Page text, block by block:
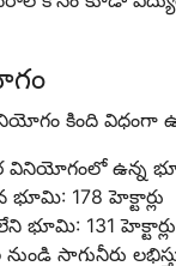
కింది విధంగా
ఉన్న
భూమి: 178 హెక్టార్లు
భూమి: 131 హెక్టార్లు
సాగునీరు